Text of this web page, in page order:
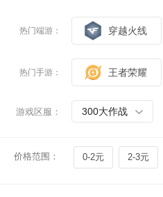
热门端游： 穿越火线
热门手游： 王者荣耀
游戏区服： 300大作战
价格范围： 0-2元 2-3元